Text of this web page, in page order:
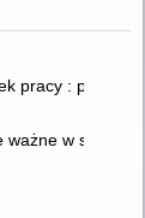
dla klas I
pracy :
dzieci i
ważne w szkole,
II